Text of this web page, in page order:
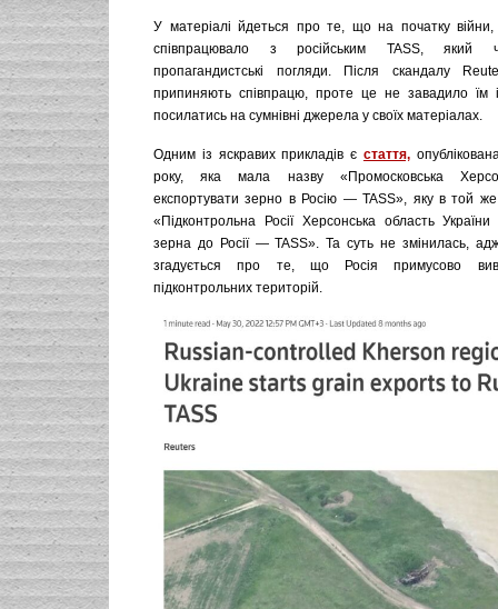
У матеріалі йдеться про те, що на початку війни,
співпрацювало з російським TASS, який
пропагандистські погляди. Після скандалу
припиняють співпрацю, проте це не завадило їм і
посилатись на сумнівні джерела у своїх матеріалах.
Одним із яскравих прикладів є стаття,
року, яка мала назву «Промосковська
експортувати зерно в Росію — TASS», яку в той
«Підконтрольна Росії Херсонська область
зерна до Росії — TASS». Та суть не змінилась,
згадується про те, що Росія примусово
підконтрольних територій.